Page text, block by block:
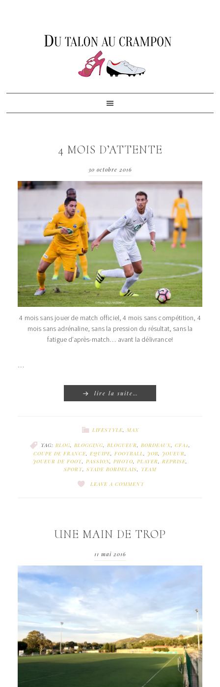
4 MOIS D’ATTENTE
30 octobre 2016
4 mois sans jouer de match officiel, 4 mois sans compétition, 4
mois sans adrénaline, sans la pression du résultat, sans la
fatigue d’après-match… avant la délivrance!
…
lire la suite…
LIFESTYLE, MAX
TAG: BLOG, BLOGGING, BLOGUEUR, BORDEAUX, CFA2,
COUPE DE FRANCE, EQUIPE, FOOTBALL, JOB, JOUEUR,
JOUEUR DE FOOT, PASSION, PHOTO, PLAYER, REPRISE,
SPORT, STADE BORDELAIS, TEAM
LEAVE A COMMENT
UNE MAIN DE TROP
11 mai 2016